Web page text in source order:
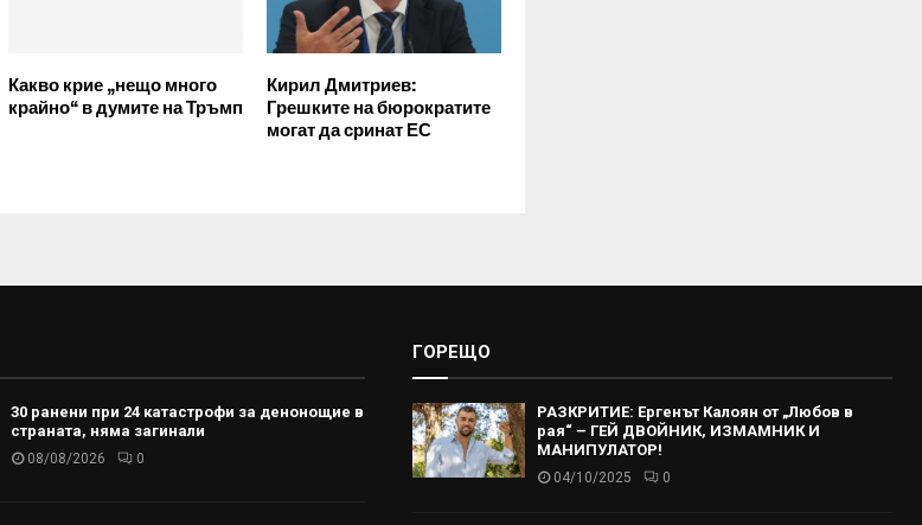
Какво крие „нещо много
крайно“ в думите на Тръмп
Кирил Дмитриев:
Грешките на бюрократите
могат да сринат ЕС
30 ранени при 24 катастрофи за денонощие в
страната, няма загинали
08/08/2026 0
ГОРЕЩО
РАЗКРИТИЕ: Ергенът Калоян от „Любов в
рая“ – ГЕЙ ДВОЙНИК, ИЗМАМНИК И
МАНИПУЛАТОР!
04/10/2025 0